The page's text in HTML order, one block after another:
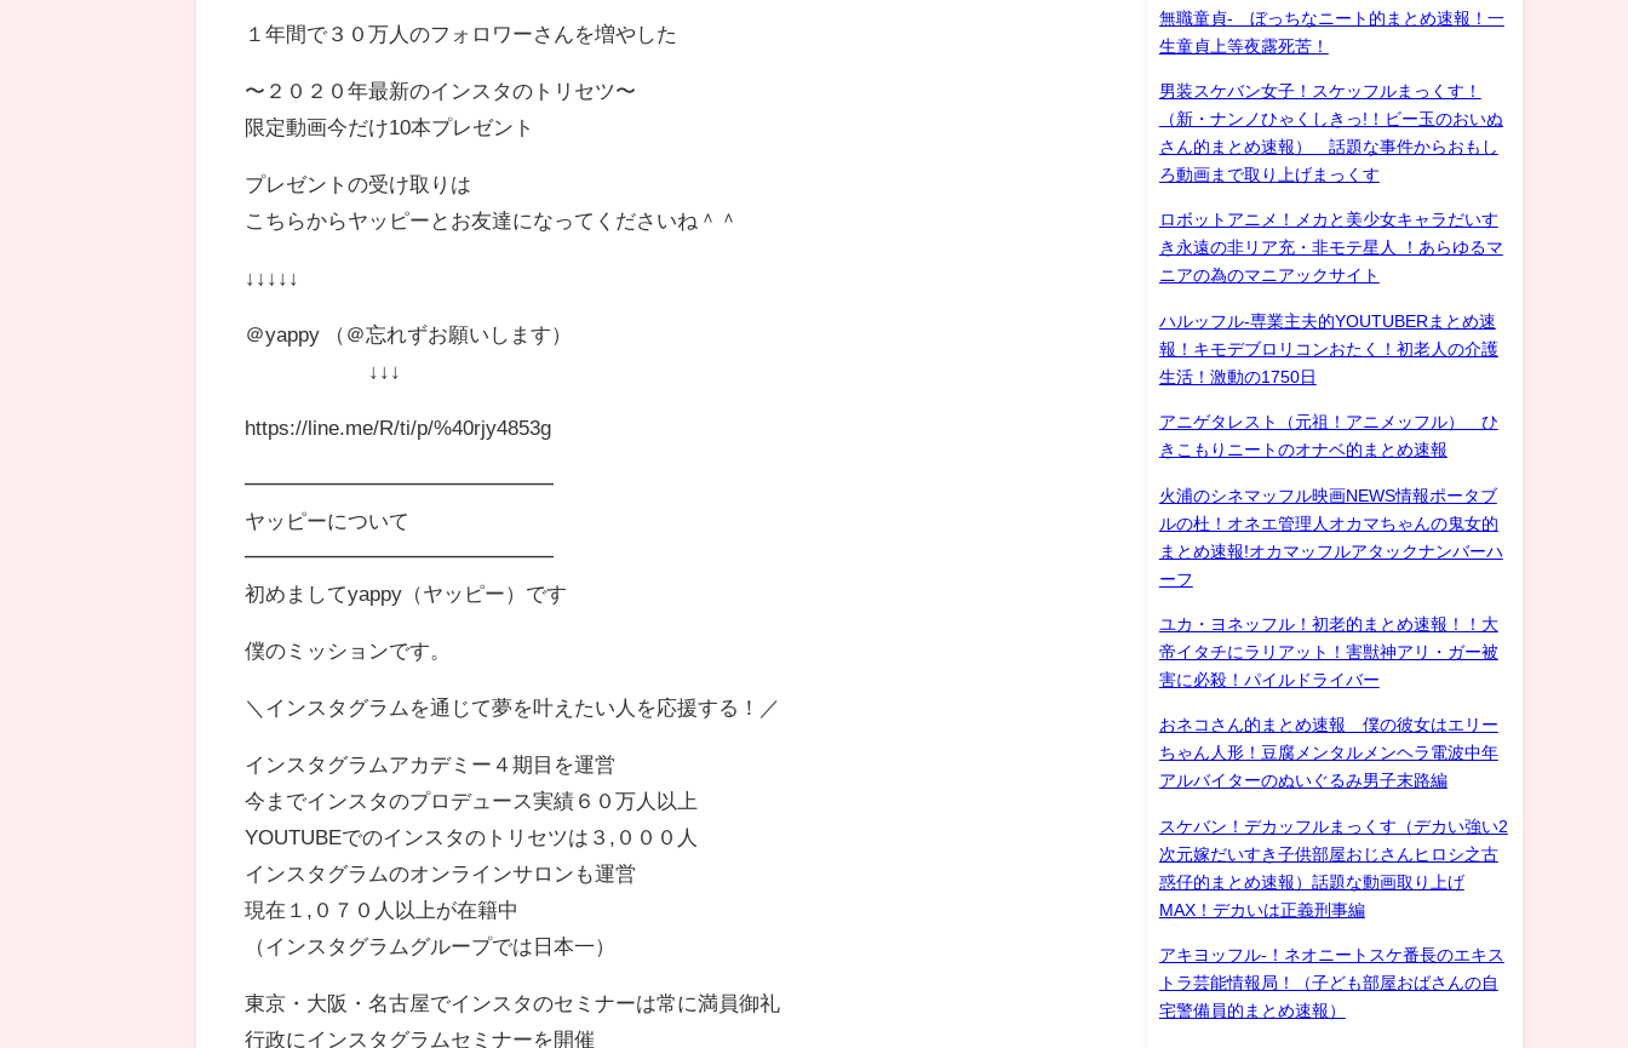
１年間で３０万人のフォロワーさんを増やした
〜２０２０年最新のインスタのトリセツ〜
限定動画今だけ10本プレゼント
プレゼントの受け取りは
こちらからヤッピーとお友達になってくださいね＾＾
↓↓↓↓↓
＠yappy （＠忘れずお願いします）
↓↓↓
https://line.me/R/ti/p/%40rjy4853g
━━━━━━━━━━━━━━━
ヤッピーについて
━━━━━━━━━━━━━━━
初めましてyappy（ヤッピー）です
僕のミッションです。
＼インスタグラムを通じて夢を叶えたい人を応援する！／
インスタグラムアカデミー４期目を運営
今までインスタのプロデュース実績６０万人以上
YOUTUBEでのインスタのトリセツは３,０００人
インスタグラムのオンラインサロンも運営
現在１,０７０人以上が在籍中
（インスタグラムグループでは日本一）
東京・大阪・名古屋でインスタのセミナーは常に満員御礼
行政にインスタグラムセミナーを開催
無職童貞- ぼっちなニート的まとめ速報！一
生童貞上等夜露死苦！
男装スケバン女子！スケッフルまっくす！
（新・ナンノひゃくしきっ!！ビー玉のおいぬ
さん的まとめ速報） 話題な事件からおもし
ろ動画まで取り上げまっくす
ロボットアニメ！メカと美少女キャラだいす
き永遠の非リア充・非モテ星人 ！あらゆるマ
ニアの為のマニアックサイト
ハルッフル-専業主夫的YOUTUBERまとめ速
報！キモデブロリコンおたく！初老人の介護
生活！激動の1750日
アニゲタレスト（元祖！アニメッフル） ひ
きこもりニートのオナベ的まとめ速報
火浦のシネマッフル映画NEWS情報ポータブ
ルの杜！オネエ管理人オカマちゃんの鬼女的
まとめ速報!オカマッフルアタックナンバーハ
ーフ
ユカ・ヨネッフル！初老的まとめ速報！！大
帝イタチにラリアット！害獣神アリ・ガー被
害に必殺！パイルドライバー
おネコさん的まとめ速報 僕の彼女はエリー
ちゃん人形！豆腐メンタルメンヘラ電波中年
アルバイターのぬいぐるみ男子末路編
スケバン！デカッフルまっくす（デカい強い2
次元嫁だいすき子供部屋おじさんヒロシ之古
惑仔的まとめ速報）話題な動画取り上げ
MAX！デカいは正義刑事編
アキヨッフル-！ネオニートスケ番長のエキス
トラ芸能情報局！（子ども部屋おばさんの自
宅警備員的まとめ速報）